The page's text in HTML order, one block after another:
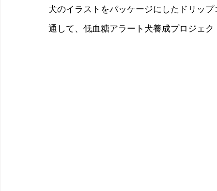
犬のイラストをパッケージにしたドリッ
通して、低血糖アラート犬養成プロジェ